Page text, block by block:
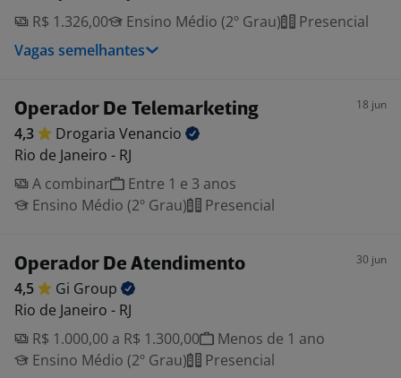
R$ 1.326,00
Ensino Médio (2º Grau)
Presencial
Vagas semelhantes
Operador De Telemarketing 18 jun
4,3 Drogaria Venancio
Rio de Janeiro - RJ
A combinar
Entre 1 e 3 anos
Ensino Médio (2º Grau)
Presencial
Operador De Atendimento 30 jun
4,5 Gi Group
Rio de Janeiro - RJ
R$ 1.000,00 a R$ 1.300,00
Menos de 1 ano
Ensino Médio (2º Grau)
Presencial